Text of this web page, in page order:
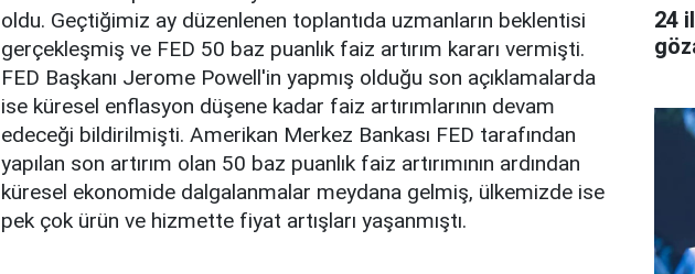
oldu. Geçtiğimiz ay düzenlenen toplantıda uzmanların beklentisi
gerçekleşmiş ve FED 50 baz puanlık faiz artırım kararı vermişti.
FED Başkanı Jerome Powell'in yapmış olduğu son açıklamalarda
ise küresel enflasyon düşene kadar faiz artırımlarının devam
edeceği bildirilmişti. Amerikan Merkez Bankası FED tarafından
yapılan son artırım olan 50 baz puanlık faiz artırımının ardından
küresel ekonomide dalgalanmalar meydana gelmiş, ülkemizde ise
pek çok ürün ve hizmette fiyat artışları yaşanmıştı.
24